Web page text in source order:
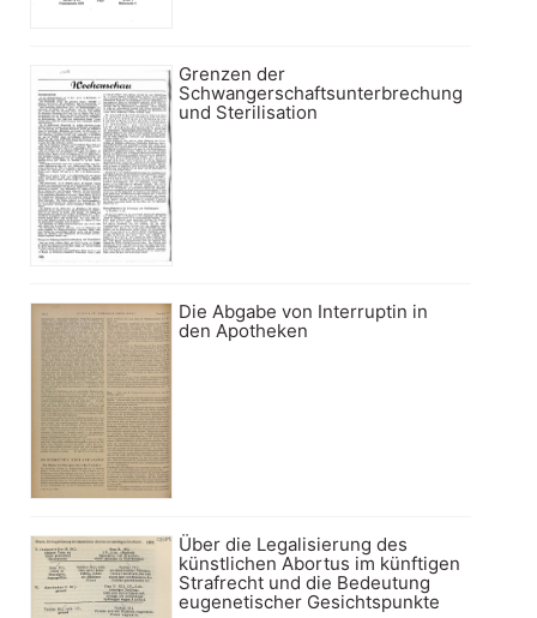
Grenzen der
Schwangerschaftsunterbrechung
und Sterilisation
Die Abgabe von Interruptin in
den Apotheken
Über die Legalisierung des
künstlichen Abortus im künftigen
Strafrecht und die Bedeutung
eugenetischer Gesichtspunkte